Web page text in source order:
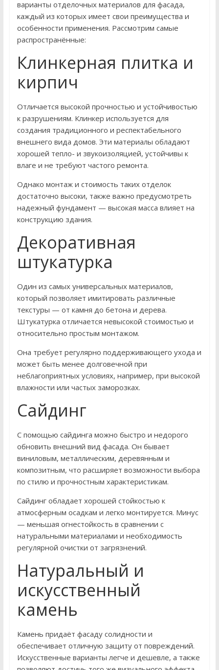
варианты отделочных материалов для фасада,
каждый из которых имеет свои преимущества и
особенности применения. Рассмотрим самые
распространённые:
Клинкерная плитка и
кирпич
Отличается высокой прочностью и устойчивостью
к разрушениям. Клинкер используется для
создания традиционного и респектабельного
внешнего вида домов. Эти материалы обладают
хорошей тепло- и звукоизоляцией, устойчивы к
влаге и не требуют частого ремонта.
Однако монтаж и стоимость таких отделок
достаточно высоки, также важно предусмотреть
надежный фундамент — высокая масса влияет на
конструкцию здания.
Декоративная
штукатурка
Один из самых универсальных материалов,
который позволяет имитировать различные
текстуры — от камня до бетона и дерева.
Штукатурка отличается невысокой стоимостью и
относительно простым монтажом.
Она требует регулярно поддерживающего ухода и
может быть менее долговечной при
неблагоприятных условиях, например, при высокой
влажности или частых заморозках.
Сайдинг
С помощью сайдинга можно быстро и недорого
обновить внешний вид фасада. Он бывает
виниловым, металлическим, деревянным и
композитным, что расширяет возможности выбора
по стилю и прочностным характеристикам.
Сайдинг обладает хорошей стойкостью к
атмосферным осадкам и легко монтируется. Минус
— меньшая огнестойкость в сравнении с
натуральными материалами и необходимость
регулярной очистки от загрязнений.
Натуральный и
искусственный
камень
Камень придаёт фасаду солидности и
обеспечивает отличную защиту от повреждений.
Искусственные варианты легче и дешевле, а также